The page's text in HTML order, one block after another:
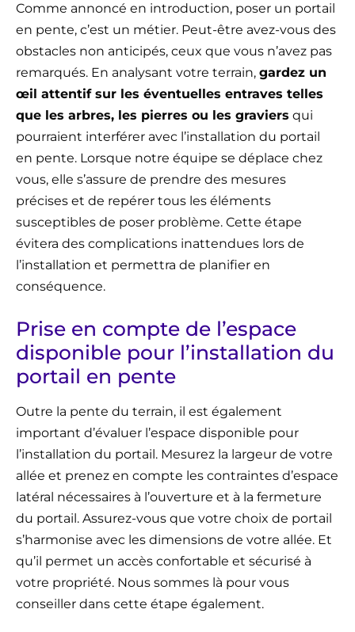
Comme annoncé en introduction, poser un portail
en pente, c’est un métier. Peut-être avez-vous des
obstacles non anticipés, ceux que vous n’avez pas
remarqués. En analysant votre terrain, gardez un
œil attentif sur les éventuelles entraves telles
que les arbres, les pierres ou les graviers qui
pourraient interférer avec l’installation du portail
en pente. Lorsque notre équipe se déplace chez
vous, elle s’assure de prendre des mesures
précises et de repérer tous les éléments
susceptibles de poser problème. Cette étape
évitera des complications inattendues lors de
l’installation et permettra de planifier en
conséquence.
Prise en compte de l’espace
disponible pour l’installation du
portail en pente
Outre la pente du terrain, il est également
important d’évaluer l’espace disponible pour
l’installation du portail. Mesurez la largeur de votre
allée et prenez en compte les contraintes d’espace
latéral nécessaires à l’ouverture et à la fermeture
du portail. Assurez-vous que votre choix de portail
s’harmonise avec les dimensions de votre allée. Et
qu’il permet un accès confortable et sécurisé à
votre propriété. Nous sommes là pour vous
conseiller dans cette étape également.